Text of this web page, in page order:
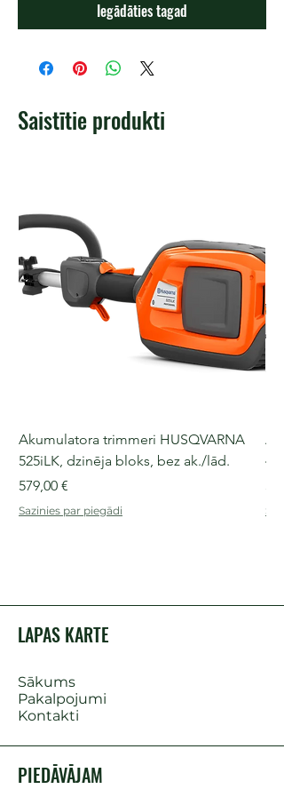
Iegādāties tagad
Saistītie produkti
Akumulatora trimmeri HUSQVARNA
525iLK, dzinēja bloks, bez ak./lād.
Cena
579,00 €
Sazinies par piegādi
LAPAS KARTE
Sākums
Pakalpojumi
Kontakti
PIEDĀVĀJAM